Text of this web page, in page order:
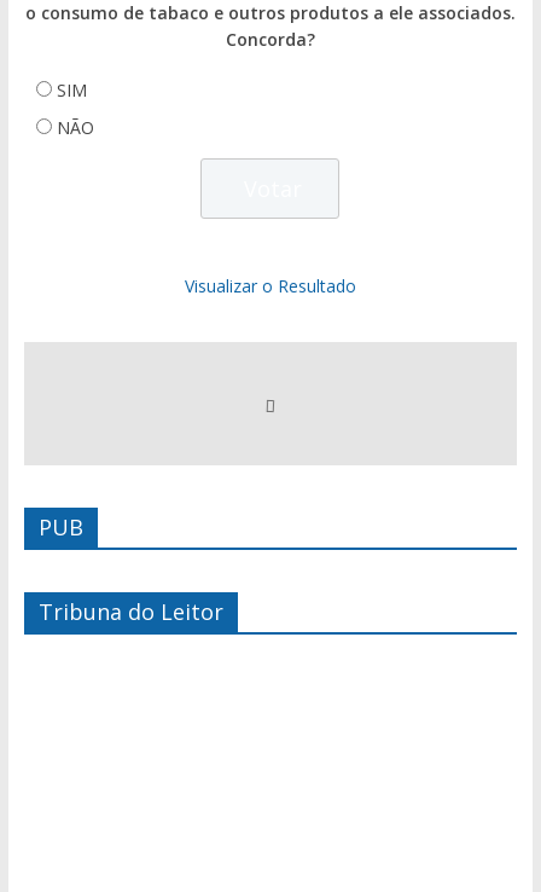
o consumo de tabaco e outros produtos a ele associados.
Concorda?
SIM
NÃO
Visualizar o Resultado
PUB
Tribuna do Leitor